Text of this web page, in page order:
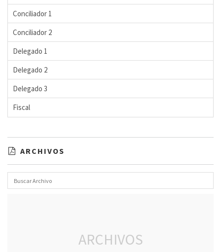
Conciliador 1
Conciliador 2
Delegado 1
Delegado 2
Delegado 3
Fiscal
ARCHIVOS
ARCHIVOS